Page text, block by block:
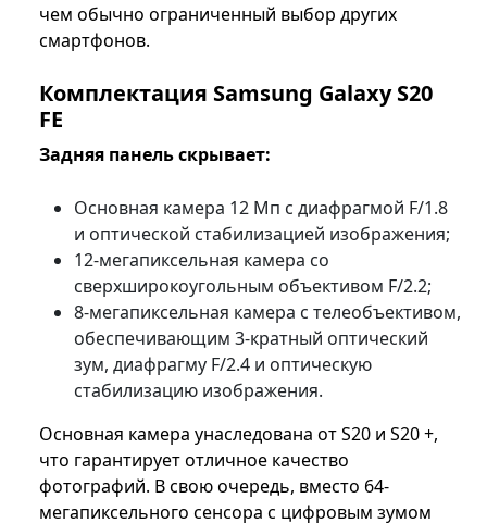
чем обычно ограниченный выбор других
смартфонов.
Комплектация Samsung Galaxy S20
FE
Задняя панель скрывает:
Основная камера 12 Мп с диафрагмой F/1.8
и оптической стабилизацией изображения;
12-мегапиксельная камера со
сверхширокоугольным объективом F/2.2;
8-мегапиксельная камера с телеобъективом,
обеспечивающим 3-кратный оптический
зум, диафрагму F/2.4 и оптическую
стабилизацию изображения.
Основная камера унаследована от S20 и S20 +,
что гарантирует отличное качество
фотографий. В свою очередь, вместо 64-
мегапиксельного сенсора с цифровым зумом